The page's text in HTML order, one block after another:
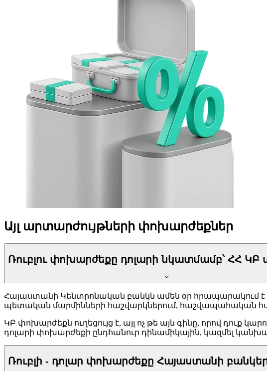
Այլ արտարժույթների փոխարժեքներ
Ռուբլու փոխարժեքը դոլարի նկատմամբ՝ ՀՀ ԿԲ
Հայաստանի Կենտրոնական բանկն ամեն օր հրապարակում է
պետական մարմինների հաշվարկներում, հաշվապահական
ԿԲ փոխարժեքն ուղեցույց է, այլ ոչ թե այն գինը, որով դուք
դոլարի փոխարժեքի ընդհանուր դինամիկային, կազմել
Ռուբլի - դոլար փոխարժեքը Հայաստանի